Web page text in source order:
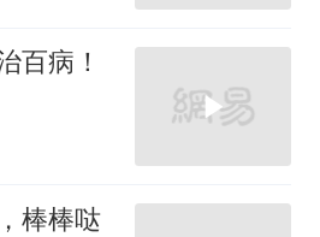
百病！
棒棒哒